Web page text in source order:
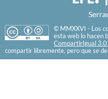
© MMXXVI - Los
esta web lo hacen
CompartirIgual 3.0
compartir libremente, pero que se